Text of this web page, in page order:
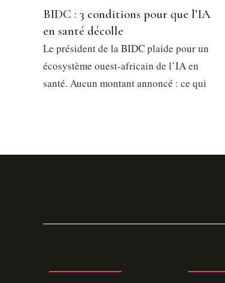
BIDC : 3 conditions pour que l’IA
en santé décolle
Le président de la BIDC plaide pour un
écosystème ouest-africain de l’IA en
santé. Aucun montant annoncé : ce qui